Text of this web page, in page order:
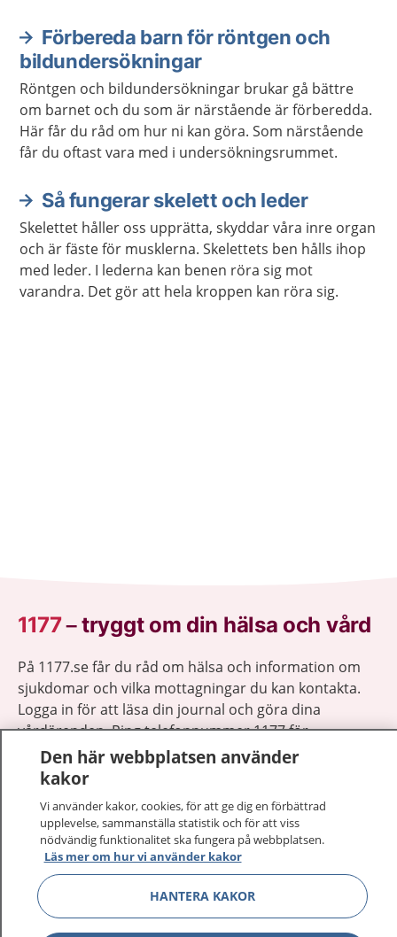
Förbereda barn för röntgen och
bildundersökningar
Röntgen och bildundersökningar brukar gå bättre
om barnet och du som är närstående är förberedda.
Här får du råd om hur ni kan göra. Som närstående
får du oftast vara med i undersökningsrummet.
Så fungerar skelett och leder
Skelettet håller oss upprätta, skyddar våra inre organ
och är fäste för musklerna. Skelettets ben hålls ihop
med leder. I lederna kan benen röra sig mot
varandra. Det gör att hela kroppen kan röra sig.
1177–tryggt om din hälsa och vård
På 1177.se får du råd om hälsa och information om
sjukdomar och vilka mottagningar du kan kontakta.
Logga in för att läsa din journal och göra dina
vårdärenden. Ring telefonnummer 1177 för
sjukvårdsrådgivning dygnet runt.
1177 ger dig råd när du vill må bättre.
1177 på flera språk Visa
Visa
Den här webbplatsen använder
kakor
Vi använder kakor, cookies, för att ge dig en förbättrad
upplevelse, sammanställa statistik och för att viss
nödvändig funktionalitet ska fungera på webbplatsen.
Läs mer om hur vi använder kakor
HANTERA KAKOR